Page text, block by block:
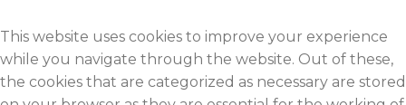
This website uses cookies to improve your experience
while you navigate through the website. Out of these,
the cookies that are categorized as necessary are stored